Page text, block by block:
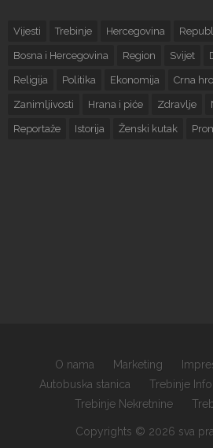
Vijesti Trebinje Hercegovina
Bosna i Hercegovina Region Svijet
Religija Politika Ekonomija Crna
Zanimljivosti Hrana i piće Zdravlje
Reportaže Istorija Ženski kutak
O nama Marketing
Autobuska stanica
Trebinje Info
Trebinje Nekretnine
Copyrights © 2026 sva